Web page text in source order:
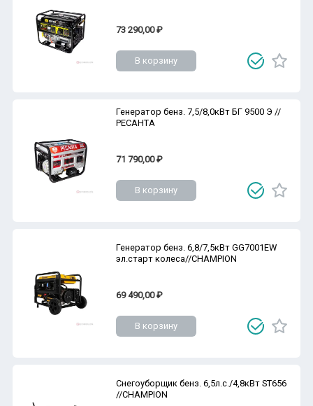
73 290,00 ₽
В корзину
Генератор бенз. 7,5/8,0кВт БГ 9500 Э //
РЕСАНТА
71 790,00 ₽
В корзину
Генератор бенз. 6,8/7,5кВт GG7001EW
эл.старт колеса//CHAMPION
69 490,00 ₽
В корзину
Снегоуборщик бенз. 6,5л.с./4,8кВт ST656
//CHAMPION